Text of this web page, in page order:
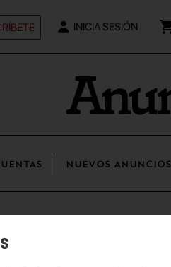
INICIA SESIÓN
NUEVOS ANUNCIOS